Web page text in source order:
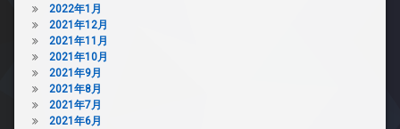
2022年1月
2021年12月
2021年11月
2021年10月
2021年9月
2021年8月
2021年7月
2021年6月